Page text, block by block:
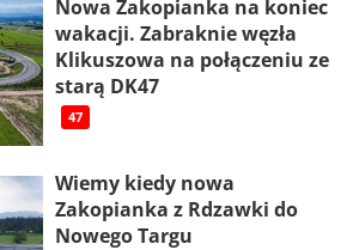
Nowa Zakopianka na koniec
wakacji. Zabraknie węzła
Klikuszowa na połączeniu ze
starą DK47
47
Wiemy kiedy nowa
Zakopianka z Rdzawki do
Nowego Targu